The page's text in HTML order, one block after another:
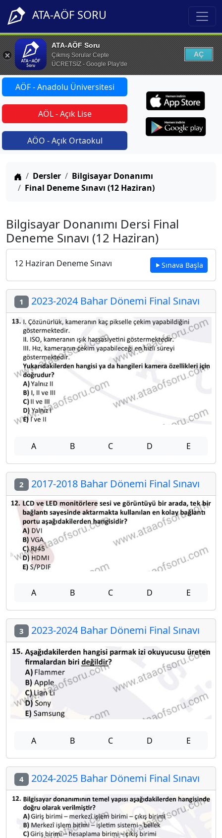
ATA-AÖF SORU
ATA-AÖF Soru
Çıkmış Sorular Cepte
ÜCRETSİZ - Google Play'de
AÇ
AÖF - Anadolu Üniversitesi
AÖL - Açık Lise
AÖO - Açık Ortaokul
Anasayfa
Dersler
Bilgisayar Donanımı
Final Deneme Sınavı (12 Haziran)
Bilgisayar Donanımı Dersi Final
Deneme Sınavı (12 Haziran)
12 Haziran Deneme Sınavı Sınava Başla
1 2023-2024 Bahar Dönemi Final Sınavı
A B C D E
2 2017-2018 Bahar Dönemi Final Sınavı
A B C D E
3 2023-2024 Bahar Dönemi Final Sınavı
A B C D E
4 2024-2025 Bahar Dönemi Final Sınavı